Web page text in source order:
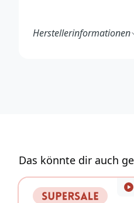
Herstellerinformationen
Das könnte dir auch